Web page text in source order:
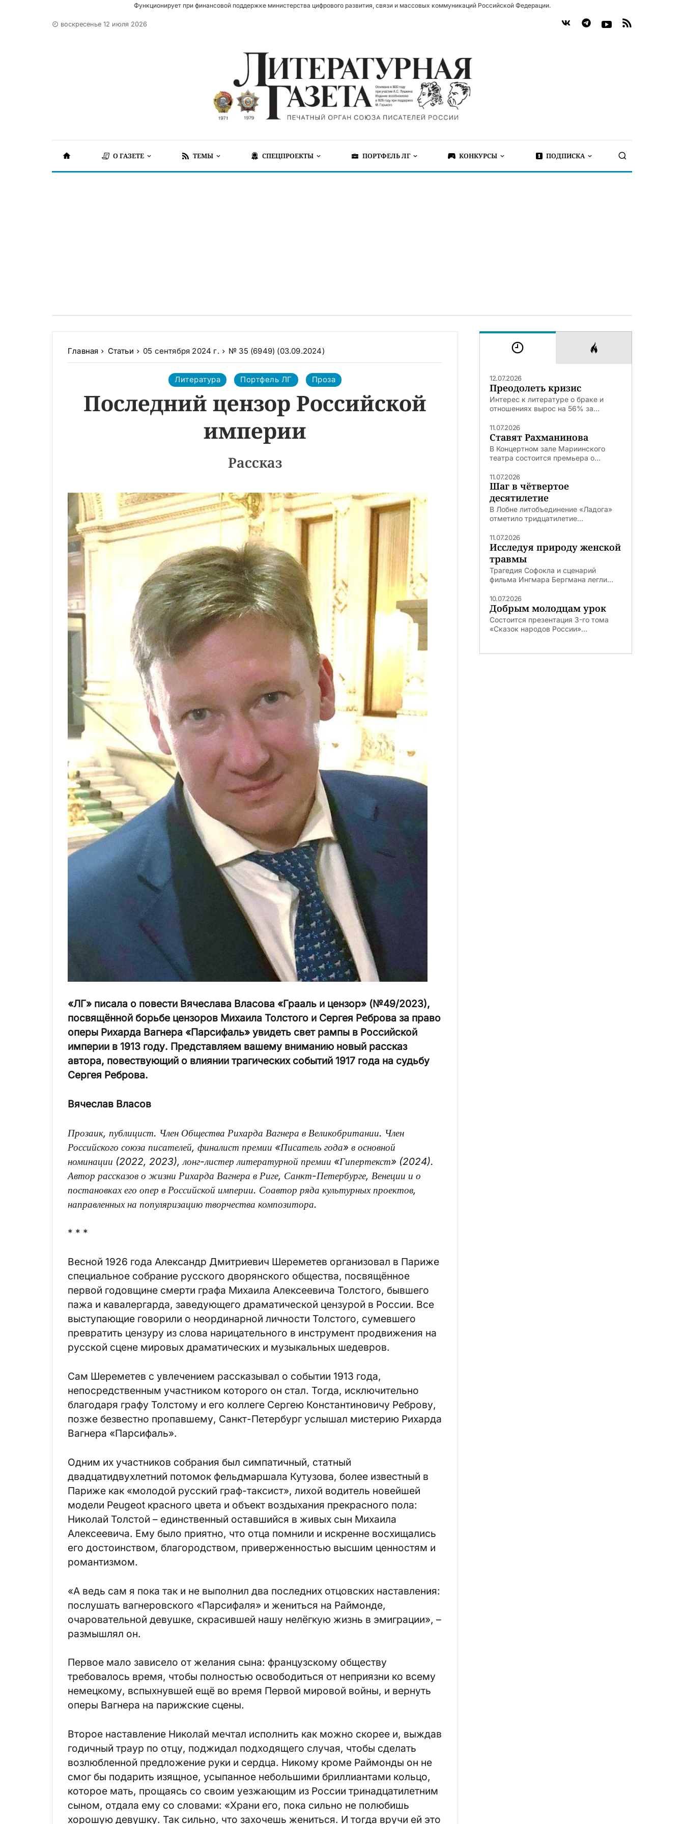
Функционирует при финансовой поддержке министерства цифрового развития, связи и массовых коммуникаций Российской Федерации.
воскресенье 12 июля 2026
О ГАЗЕТЕ ТЕМЫ СПЕЦПРОЕКТЫ ПОРТФЕЛЬ ЛГ КОНКУРСЫ ПОДПИСКА
Главная Статьи 05 сентября 2024 г. № 35 (6949) (03.09.2024)
Литература Портфель ЛГ Проза
Последний цензор Российской
империи
Рассказ
«ЛГ» писала о повести Вячеслава Власова «Грааль и цензор» (№49/2023),
посвящённой борьбе цензоров Михаила Толстого и Сергея Реброва за право
оперы Рихарда Вагнера «Парсифаль» увидеть свет рампы в Российской
империи в 1913 году. Представляем вашему вниманию новый рассказ
автора, повествующий о влиянии трагических событий 1917 года на судьбу
Сергея Реброва.
Вячеслав Власов
Прозаик, публицист. Член Общества Рихарда Вагнера в Великобритании. Член
Российского союза писателей, финалист премии «Писатель года» в основной
номинации (2022, 2023), лонг-листер литературной премии «Гипертекст» (2024).
Автор рассказов о жизни Рихарда Вагнера в Риге, Санкт-Петербурге, Венеции и о
постановках его опер в Российской империи. Соавтор ряда культурных проектов,
направленных на популяризацию творчества композитора.
* * *
Весной 1926 года Александр Дмитриевич Шереметев организовал в Париже
специальное собрание русского дворянского общества, посвящённое
первой годовщине смерти графа Михаила Алексеевича Толстого, бывшего
пажа и кавалергарда, заведующего драматической цензурой в России. Все
выступающие говорили о неординарной личности Толстого, сумевшего
превратить цензуру из слова нарицательного в инструмент продвижения на
русской сцене мировых драматических и музыкальных шедевров.
Сам Шереметев с увлечением рассказывал о событии 1913 года,
непосредственным участником которого он стал. Тогда, исключительно
благодаря графу Толстому и его коллеге Сергею Константиновичу Реброву,
позже безвестно пропавшему, Санкт-Петербург услышал мистерию Рихарда
Вагнера «Парсифаль».
Одним их участников собрания был симпатичный, статный
двадцатидвухлетний потомок фельдмаршала Кутузова, более известный в
Париже как «молодой русский граф-таксист», лихой водитель новейшей
модели Peugeot красного цвета и объект воздыхания прекрасного пола:
Николай Толстой – единственный оставшийся в живых сын Михаила
Алексеевича. Ему было приятно, что отца помнили и искренне восхищались
его достоинством, благородством, приверженностью высшим ценностям и
романтизмом.
«А ведь сам я пока так и не выполнил два последних отцовских наставления:
послушать вагнеровского «Парсифаля» и жениться на Раймонде,
очаровательной девушке, скрасившей нашу нелёгкую жизнь в эмиграции», –
размышлял он.
Первое мало зависело от желания сына: французскому обществу
требовалось время, чтобы полностью освободиться от неприязни ко всему
немецкому, вспыхнувшей ещё во время Первой мировой войны, и вернуть
оперы Вагнера на парижские сцены.
Второе наставление Николай мечтал исполнить как можно скорее и, выждав
годичный траур по отцу, поджидал подходящего случая, чтобы сделать
возлюбленной предложение руки и сердца. Никому кроме Раймонды он не
смог бы подарить изящное, усыпанное небольшими бриллиантами кольцо,
которое мать, прощаясь со своим уезжающим из России тринадцатилетним
сыном, отдала ему со словами: «Храни его, пока сильно не полюбишь
хорошую девушку. Так сильно, что захочешь жениться. И тогда вручи ей это
12.07.2026
Преодолеть кризис
Интерес к литературе о браке и
отношениях вырос на 56% за...
11.07.2026
Ставят Рахманинова
В Концертном зале Мариинского
театра состоится премьера о...
11.07.2026
Шаг в чётвертое
десятилетие
В Лобне литобъединение «Ладога»
отметило тридцатилетие...
11.07.2026
Исследуя природу женской
травмы
Трагедия Софокла и сценарий
фильма Ингмара Бергмана легли...
10.07.2026
Добрым молодцам урок
Состоится презентация 3-го тома
«Сказок народов России»...